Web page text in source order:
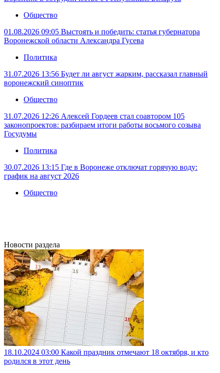
Общество
01.08.2026 09:05 Выстоять и победить: статья губернатора
Воронежской области Александра Гусева
Политика
31.07.2026 13:56 Будет ли август жарким, рассказал главный
воронежский синоптик
Общество
31.07.2026 12:26 Алексей Гордеев стал соавтором 105
законопроектов: разбираем итоги работы восьмого созыва
Госудумы
Политика
30.07.2026 13:15 Где в Воронеже отключат горячую воду:
график на август 2026
Общество
Новости раздела
18.10.2024 03:00 Какой праздник отмечают 18 октября, и кто
родился в этот день